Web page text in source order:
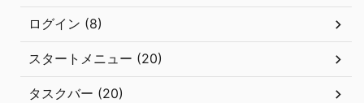
ログイン (8)
スタートメニュー (20)
タスクバー (20)